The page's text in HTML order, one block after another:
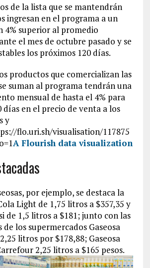
de la lista que se mantendrán
ingresan en el programa a un
4% superior al promedio
el mes de octubre pasado y se
los próximos 120 días.
productos que comercializan las
suman al programa tendrán una
mensual de hasta el 4% para
días en el precio de venta a los
y
flo.uri.sh/visualisation/117875
A Flourish data visualization
por ejemplo, se destaca la
Light de 1,75 litros a $357,35 y
de 1,5 litros a $181; junto con las
de los supermercados Gaseosa
litros por $178,88; Gaseosa
2,25 litros a $165 pesos.